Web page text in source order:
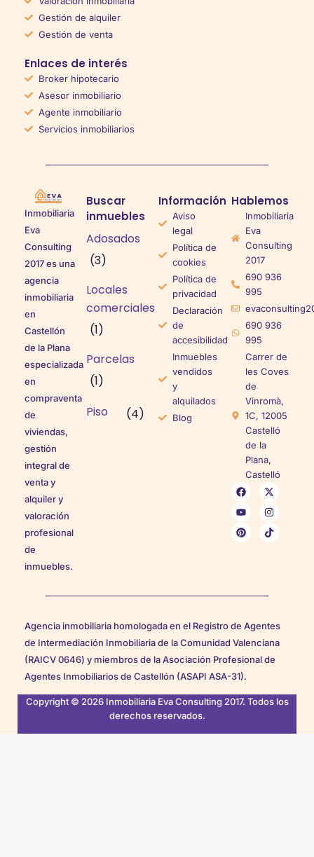
Gestión de alquiler
Gestión de venta
Enlaces de interés
Broker hipotecario
Asesor inmobiliario
Agente inmobiliario
Servicios inmobiliarios
Inmobiliaria
Eva
Consulting
2017 es una
agencia
inmobiliaria
en
Castellón
de la Plana
especializada
en
compraventa
de
viviendas,
gestión
integral de
venta y
alquiler y
valoración
profesional
de
inmuebles.
Buscar
inmuebles
Adosados
(3)
Locales
comerciales
(1)
Parcelas
(1)
Piso
(4)
Información
Aviso
legal
Política de
cookies
Política de
privacidad
Declaración
de
accesibilidad
Inmuebles
vendidos
y
alquilados
Blog
Hablemos
Inmobiliaria
Eva
Consulting
2017
690 936
995
690 936
995
Carrer de
les Coves
de
Vinromà,
1C, 12005
Castelló
de la
Plana,
Castelló
Agencia inmobiliaria homologada en el Registro de Agentes
de Intermediación Inmobiliaria de la Comunidad Valenciana
(RAICV 0646) y miembros de la Asociación Profesional de
Agentes Inmobiliarios de Castellón (ASAPI ASA-31).
Copyright © 2026 Inmobiliaria Eva Consulting 2017. Todos los
derechos reservados.